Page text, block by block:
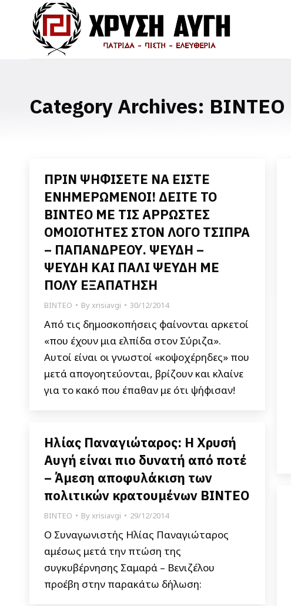
Category Archives: ΒΙΝΤΕΟ
ΠΡΙΝ ΨΗΦΙΣΕΤΕ ΝΑ ΕΙΣΤΕ
ΕΝΗΜΕΡΩΜΕΝΟΙ! ΔΕΙΤΕ ΤΟ
ΒΙΝΤΕΟ ΜΕ ΤΙΣ ΑΡΡΩΣΤΕΣ
ΟΜΟΙΟΤΗΤΕΣ ΣΤΟΝ ΛΟΓΟ ΤΣΙΠΡΑ
– ΠΑΠΑΝΔΡΕΟΥ. ΨΕΥΔΗ –
ΨΕΥΔΗ ΚΑΙ ΠΑΛΙ ΨΕΥΔΗ ΜΕ
ΠΟΛΥ ΕΞΑΠΑΤΗΣΗ
ΒΙΝΤΕΟ Byxrisiavgi 30/12/2014
Από τις δημοσκοπήσεις φαίνονται αρκετοί
«που έχουν μια ελπίδα στον Σύριζα».
Αυτοί είναι οι γνωστοί «κοψοχέρηδες» που
μετά απογοητεύονται, βρίζουν και κλαίνε
για το κακό που έπαθαν με ότι ψήφισαν!
Ηλίας Παναγιώταρος: Η Χρυσή
Αυγή είναι πιο δυνατή από ποτέ
– Άμεση αποφυλάκιση των
πολιτικών κρατουμένων ΒΙΝΤΕΟ
ΒΙΝΤΕΟ Byxrisiavgi 29/12/2014
Ο Συναγωνιστής Ηλίας Παναγιώταρος
αμέσως μετά την πτώση της
συγκυβέρνησης Σαμαρά – Βενιζέλου
προέβη στην παρακάτω δήλωση: